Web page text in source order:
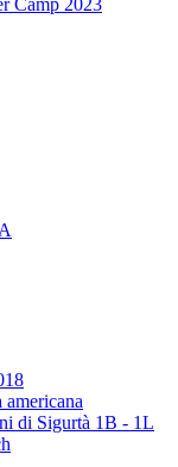
Camp 2023
di Sigurtà 1B - 1L